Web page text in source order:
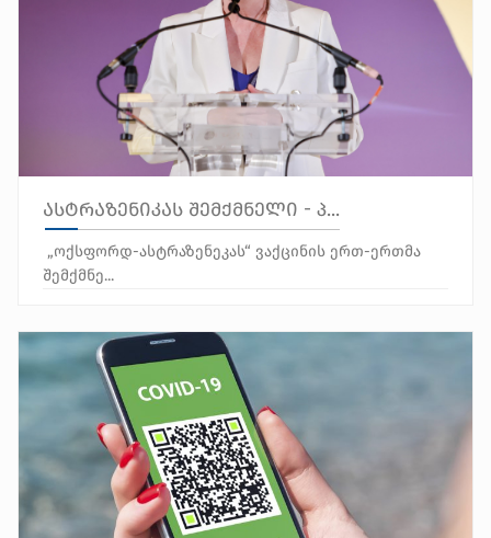
ასტრაზენიკას შემქმნელი - პ...
„ოქსფორდ-ასტრაზენეკას“ ვაქცინის ერთ-ერთმა
შემქმნე...